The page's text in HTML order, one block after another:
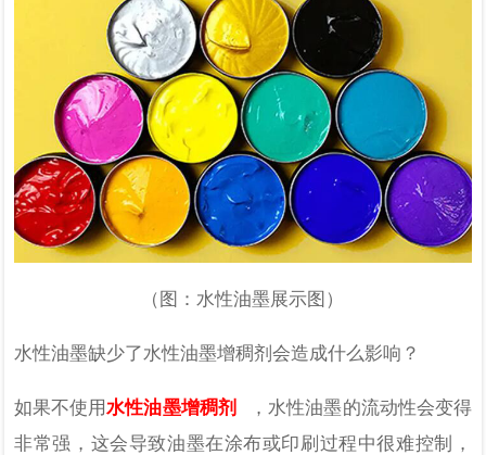
（图：水性油墨展示图）
水性油墨缺少了水性油墨增稠剂会造成什么影响？
如果不使用 水性油墨增稠剂
，水性油墨的流动性会变得
非常强，这会导致油墨在涂布或印刷过程中很难控制，